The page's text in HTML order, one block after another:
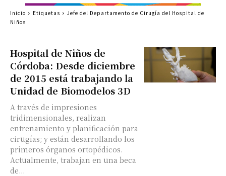
Hospital de Niños de
Córdoba: Desde diciembre
de 2015 está trabajando la
Unidad de Biomodelos 3D
A través de impresiones
tridimensionales, realizan
entrenamiento y planificación para
cirugías; y están desarrollando los
primeros órganos ortopédicos.
Actualmente, trabajan en una beca
de...
Inicio Etiquetas
Jefe del Departamento de Cirugía del Hospital de
Niños